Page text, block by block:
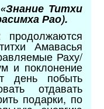
«Знание Титхи
Рао).
Амавасья
Раху/
и поклонение
день побыть
отдавать
подарки, по